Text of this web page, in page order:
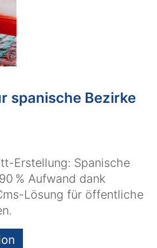
spanische Bezirke
Erstellung: Spanische
% Aufwand dank
Lösung für öffentliche